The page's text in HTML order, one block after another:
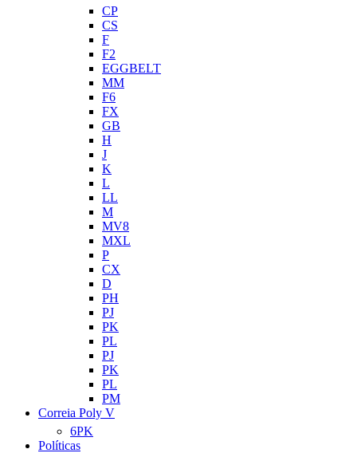
CP
CS
F
F2
EGGBELT
MM
F6
FX
GB
H
J
K
L
LL
M
MV8
MXL
P
CX
D
PH
PJ
PK
PL
PJ
PK
PL
PM
Correia Poly V
6PK
Políticas